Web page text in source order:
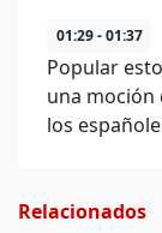
01:29 - 01:37
Popular
una moción
los
Relacionados